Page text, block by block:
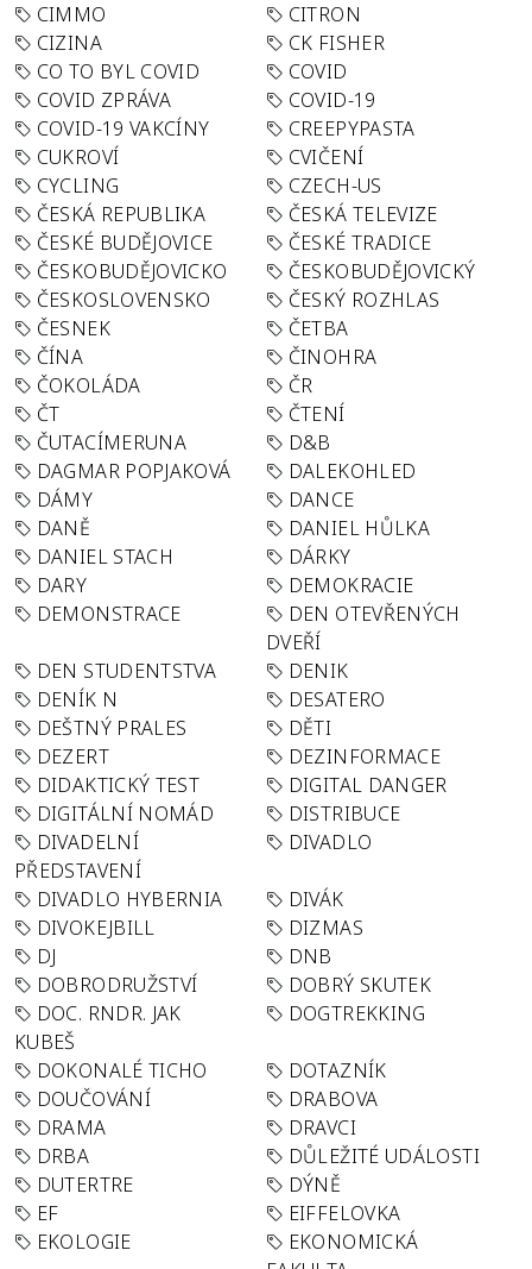
CIMMO
CITRON
CIZINA
CK FISHER
CO TO BYL COVID
COVID
COVID ZPRÁVA
COVID-19
COVID-19 VAKCÍNY
CREEPYPASTA
CUKROVÍ
CVIČENÍ
CYCLING
CZECH-US
ČESKÁ REPUBLIKA
ČESKÁ TELEVIZE
ČESKÉ BUDĚJOVICE
ČESKÉ TRADICE
ČESKOBUDĚJOVICKO
ČESKOBUDĚJOVICKÝ
ČESKOSLOVENSKO
ČESKÝ ROZHLAS
ČESNEK
ČETBA
ČÍNA
ČINOHRA
ČOKOLÁDA
ČR
ČT
ČTENÍ
ČUTACÍMERUNA
D&B
DAGMAR POPJAKOVÁ
DALEKOHLED
DÁMY
DANCE
DANĚ
DANIEL HŮLKA
DANIEL STACH
DÁRKY
DARY
DEMOKRACIE
DEMONSTRACE
DEN OTEVŘENÝCH
DVEŘÍ
DEN STUDENTSTVA
DENIK
DENÍK N
DESATERO
DEŠTNÝ PRALES
DĚTI
DEZERT
DEZINFORMACE
DIDAKTICKÝ TEST
DIGITAL DANGER
DIGITÁLNÍ NOMÁD
DISTRIBUCE
DIVADELNÍ
PŘEDSTAVENÍ
DIVADLO
DIVADLO HYBERNIA
DIVÁK
DIVOKEJBILL
DIZMAS
DJ
DNB
DOBRODRUŽSTVÍ
DOBRÝ SKUTEK
DOC. RNDR. JAK
KUBEŠ
DOGTREKKING
DOKONALÉ TICHO
DOTAZNÍK
DOUČOVÁNÍ
DRABOVA
DRAMA
DRAVCI
DRBA
DŮLEŽITÉ UDÁLOSTI
DUTERTRE
DÝNĚ
EF
EIFFELOVKA
EKOLOGIE
EKONOMICKÁ